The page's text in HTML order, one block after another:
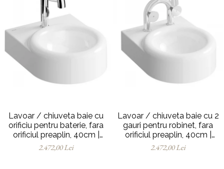
Lavoar / chiuveta baie cu
orificiu pentru baterie, fara
orificiul preaplin, 40cm |
7317B403-0041
2.472,00 Lei
Lavoar / chiuveta baie cu 2
gauri pentru robinet, fara
orificiul preaplin, 40cm |
7317B403-1739
2.472,00 Lei